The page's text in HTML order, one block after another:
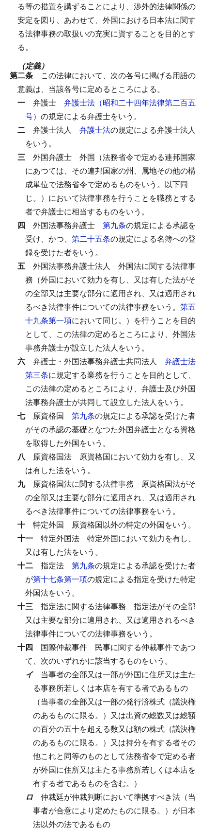
る等の措置を講ずることにより、渉外的法律関係の
安定を図り、あわせて、外国における日本法に関す
る法律事務の取扱いの充実に資することを目的とす
る。
（定義）
第二条 この法律において、次の各号に掲げる用語の
意義は、当該各号に定めるところによる。
一 弁護士
弁護士法（昭和二十四年法律第二百五
号） の規定による弁護士をいう。
二 弁護士法人 弁護士法の規定による弁護士法人
をいう。
三 外国弁護士
外国（法務省令で定める連邦国家
にあつては、その連邦国家の州、属地その他の構
成単位で法務省令で定めるものをいう。以下同
じ。）において法律事務を行うことを職務とする
者で弁護士に相当するものをいう。
四 外国法事務弁護士 第九条の規定による承認を
受け、かつ、 第二十五条の規定による名簿への登
録を受けた者をいう。
五 外国法事務弁護士法人
外国法に関する法律事
務（外国において効力を有し、又は有した法がそ
の全部又は主要な部分に適用され、又は適用され
るべき法律事件についての法律事務をいう。 第五
十九条第一項において同じ。）を行うことを目的
として、この法律の定めるところにより、外国法
事務弁護士が設立した法人をいう。
六 弁護士・外国法事務弁護士共同法人
弁護士法
第三条に規定する業務を行うことを目的として、
この法律の定めるところにより、弁護士及び外国
法事務弁護士が共同して設立した法人をいう。
七 原資格国 第九条の規定による承認を受けた者
がその承認の基礎となつた外国弁護士となる資格
を取得した外国をいう。
八 原資格国法
原資格国において効力を有し、又
は有した法をいう。
九 原資格国法に関する法律事務
原資格国法がそ
の全部又は主要な部分に適用され、又は適用され
るべき法律事件についての法律事務をいう。
十 特定外国
原資格国以外の特定の外国をいう。
十一 特定外国法
特定外国において効力を有し、
又は有した法をいう。
十二 指定法 第九条の規定による承認を受けた者
が第十七条第一項の規定による指定を受けた特定
外国法をいう。
十三 指定法に関する法律事務
指定法がその全部
又は主要な部分に適用され、又は適用されるべき
法律事件についての法律事務をいう。
十四 国際仲裁事件
民事に関する仲裁事件であつ
て、次のいずれかに該当するものをいう。
イ 当事者の全部又は一部が外国に住所又は主た
る事務所若しくは本店を有する者であるもの
（当事者の全部又は一部の発行済株式（議決権
のあるものに限る。）又は出資の総数又は総額
の百分の五十を超える数又は額の株式（議決権
のあるものに限る。）又は持分を有する者その
他これと同等のものとして法務省令で定める者
が外国に住所又は主たる事務所若しくは本店を
有する者であるものを含む。）
ロ 仲裁廷が仲裁判断において準拠すべき法（当
事者が合意により定めたものに限る。）が日本
法以外の法であるもの